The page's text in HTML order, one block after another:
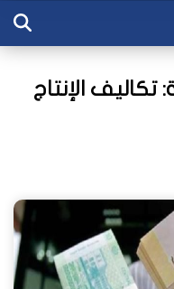
تكاليف الإنتاج